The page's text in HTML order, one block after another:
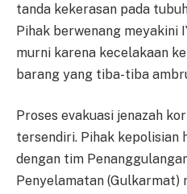
tanda kekerasan pada
Pihak berwenang meyakini
murni karena kecelakaan
barang yang tiba-tiba
Proses evakuasi jenazah
tersendiri. Pihak kepolisian
dengan tim
Penyelamatan